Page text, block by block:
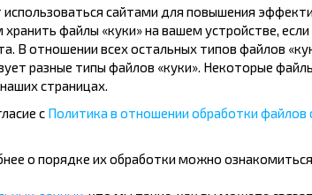
сайтами для повышения
файлы «куки» на вашем устройстве, если
В отношении всех остальных типов файлов
разные типы файлов «куки». Некоторые
страницах.
с Политика в отношении обработки файлов
о порядке их обработки можно